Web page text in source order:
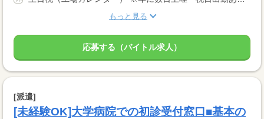
もっと見る
応募する（バイトル求人）
[派遣]
[未経験OK]大学病院での初診受付窓口■基本の